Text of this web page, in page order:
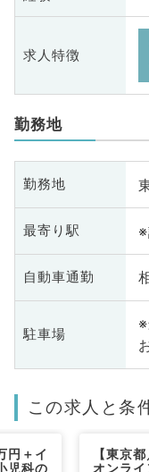
求人特徴
勤務地
勤務地
最寄り駅
自動車通勤
駐車場
この求人と条
円＋イ
児科の
【東京
オンラ